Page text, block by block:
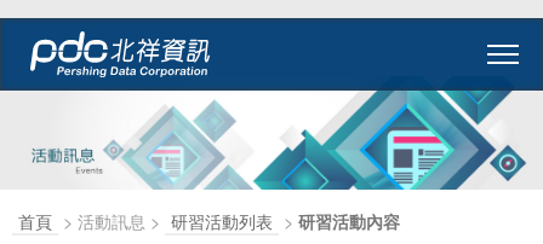
首頁 > 活動訊息 > 研習活動列表 >研習活動內容